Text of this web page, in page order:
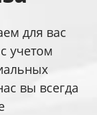
для вас
учетом
вы всегда